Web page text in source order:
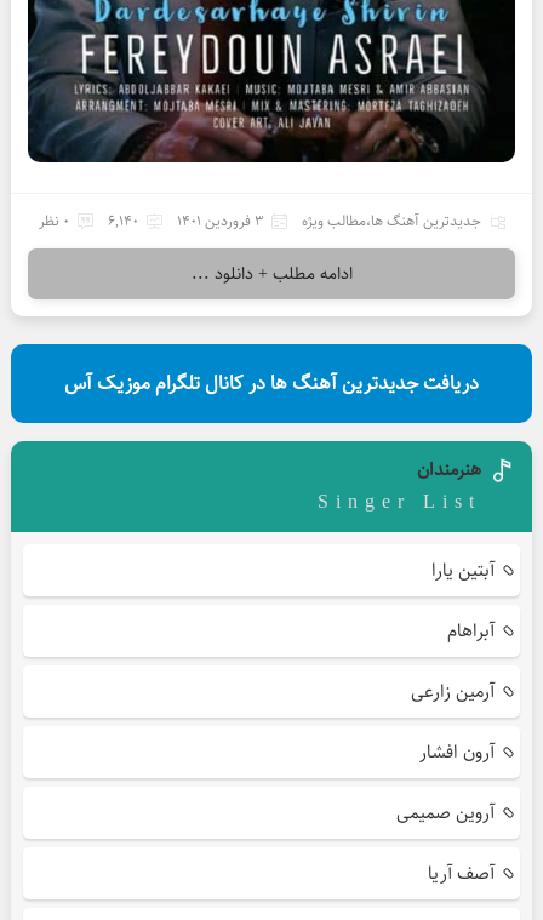
جدیدترین آهنگ ها،مطالب ویژه 3 فروردین 1401 6,140 0 نظر
ادامه مطلب + دانلود ...
دریافت جدیدترین آهنگ ها در کانال تلگرام موزیک آس
هنرمندان
Singer List
آبتین یارا
آبراهام
آرمین زارعی
آرون افشار
آروین صمیمی
آصف آریا